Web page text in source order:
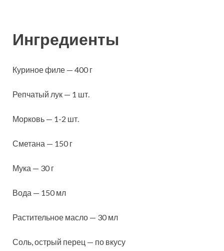
Ингредиенты
Куриное филе — 400 г
Репчатый лук — 1 шт.
Морковь — 1-2 шт.
Сметана — 150 г
Мука — 30 г
Вода — 150 мл
Растительное масло — 30 мл
Соль, острый перец — по вкусу